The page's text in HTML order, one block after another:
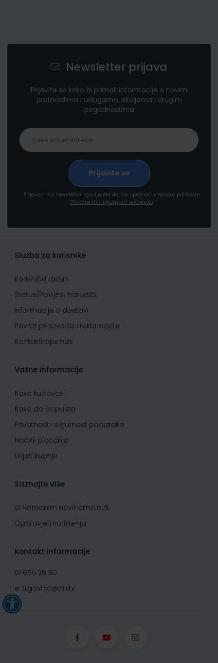
Newsletter prijava
Prijavite se kako bi primali informacije o novim
proizvodima i uslugama, akcijama i drugim
pogodnostima
Prijavom na newsletter izjavljujete da ste upoznati s našom politikom
Privatnosti i sigurnosti podataka
Služba za korisnike
Korisnički račun
Status/Povijest narudžbi
Informacije o dostavi
Povrat proizvoda i reklamacije
Kontaktirajte nas
Važne informacije
Kako kupovati
Kako do popusta
Privatnost i sigurnost podataka
Načini plaćanja
Uvjeti kupnje
Saznajte više
O Narodnim novinama d.d.
Opći uvjeti korištenja
Kontakt informacije
01 650 28 80
e-trgovina@nn.hr